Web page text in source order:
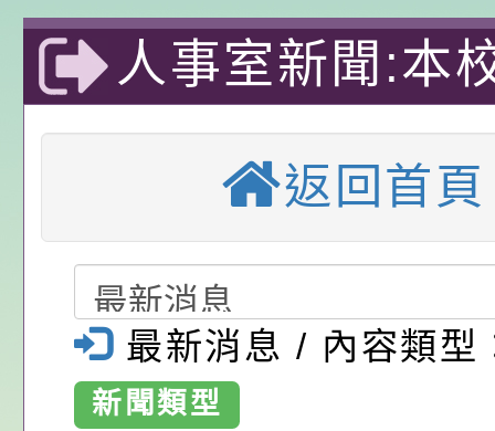
「愛『原原』不絕-
樂會」、「邁向下一
列講座及成長團體」
赴陸應申請許可一案
期第1次第7-9招代課
甄選公告
本校「115學年度國
校課程計畫」核定一
轉知教育部國民及學
辦理「115年度教育
前教育署辦理性別
置課程與教學人才庫
畫」一案， 請教師
請，請查照。
公告:桃園市政府腸
施問答集
轉知:桃園市交通局
減碳存摺2.0」全民
桃園市政府家庭教育
年度祖孫樂淘桃－祖
祝活動」海報電子檔
位協助鼓勵所屬同仁
轉知有關銓敘部建置
員退休所得重審後實
算器」，公立學校退
檢送財團法人台灣優
發展協會辦理115年
桃園市政府家庭教育
人事室新聞:本
年度第1學期第
國小代理/代課
錄取公告(尚有
辦第4次招考)-
溪區中興國民
返回首頁
最新消息 / 內容類型
新聞類型